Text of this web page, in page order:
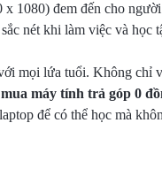
1080) đem đến cho
nét khi làm việc và học
mọi lứa tuổi. Không chỉ
mua máy tính trả góp 0
để có thể học mà